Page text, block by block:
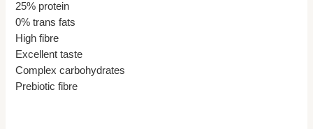
25% protein
0% trans fats
High fibre
Excellent taste
Complex carbohydrates
Prebiotic fibre